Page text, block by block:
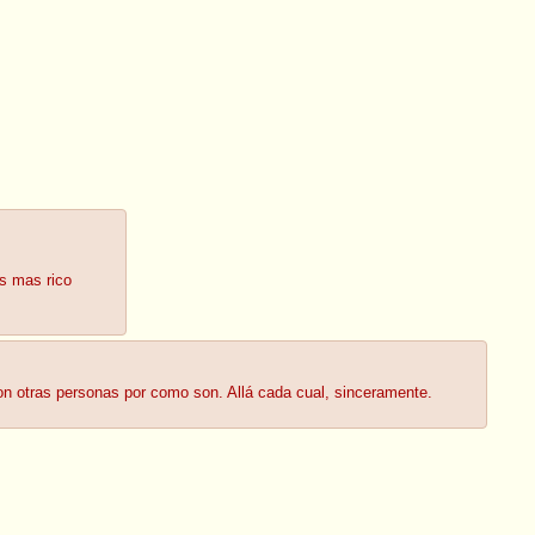
mas rico
otras personas por como son. Allá cada cual, sinceramente.